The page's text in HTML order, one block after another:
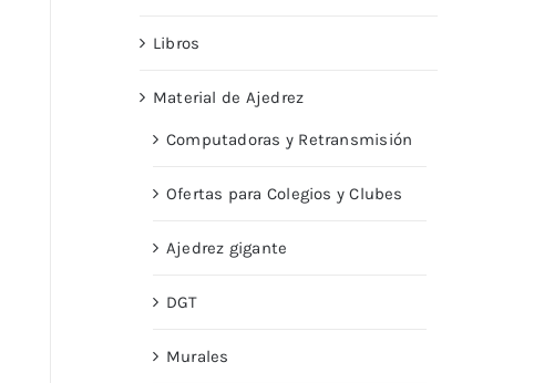
Libros
Material de Ajedrez
Computadoras y Retransmisión
Ofertas para Colegios y Clubes
Ajedrez gigante
DGT
Murales